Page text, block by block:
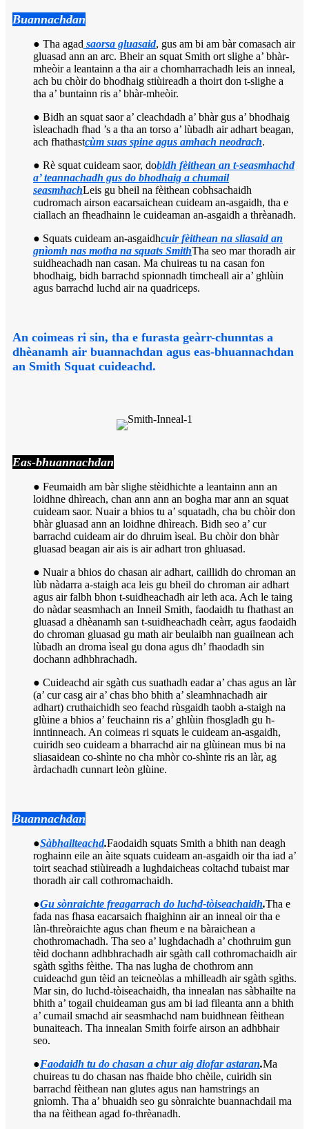
Buannachdan
● Tha agad saorsa gluasaid, gus am bi am bàr comasach air
gluasad ann an arc. Bheir an squat Smith ort slighe a’ bhàr-
mheòir a leantainn a tha air a chomharrachadh leis an inneal,
ach bu chòir do bhodhaig stiùireadh a thoirt don t-slighe a
tha a’ buntainn ris a’ bhàr-mheòir.
● Bidh an squat saor a’ cleachdadh a’ bhàr gus a’ bhodhaig
ìsleachadh fhad ’s a tha an torso a’ lùbadh air adhart beagan,
ach fhathastcùm suas spine agus amhach neodrach.
● Rè squat cuideam saor, dobidh fèithean an t-seasmhachd
a’ teannachadh gus do bhodhaig a chumail
seasmhachLeis gu bheil na fèithean cobhsachaidh
cudromach airson eacarsaichean cuideam an-asgaidh, tha e
ciallach an fheadhainn le cuideaman an-asgaidh a thrèanadh.
● Squats cuideam an-asgaidhcuir fèithean na sliasaid an
gnìomh nas motha na squats SmithTha seo mar thoradh air
suidheachadh nan casan. Ma chuireas tu na casan fon
bhodhaig, bidh barrachd spionnadh timcheall air a’ ghlùin
agus barrachd luchd air na quadriceps.
An coimeas ri sin, tha e furasta geàrr-chunntas a
dhèanamh air buannachdan agus eas-bhuannachdan
an Smith Squat cuideachd.
Eas-bhuannachdan
● Feumaidh am bàr slighe stèidhichte a leantainn ann an
loidhne dhìreach, chan ann ann an bogha mar ann an squat
cuideam saor. Nuair a bhios tu a’ squatadh, cha bu chòir don
bhàr gluasad ann an loidhne dhìreach. Bidh seo a’ cur
barrachd cuideam air do dhruim ìseal. Bu chòir don bhàr
gluasad beagan air ais is air adhart tron ​​ghluasad.
● Nuair a bhios do chasan air adhart, caillidh do chroman an
lùb nàdarra a-staigh aca leis gu bheil do chroman air adhart
agus air falbh bhon t-suidheachadh air leth aca. Ach le taing
do nàdar seasmhach an Inneil Smith, faodaidh tu fhathast an
gluasad a dhèanamh san t-suidheachadh ceàrr, agus faodaidh
do chroman gluasad gu math air beulaibh nan guailnean ach
lùbadh an droma ìseal gu dona agus dh’ fhaodadh sin
dochann adhbhrachadh.
● Cuideachd air sgàth cus suathadh eadar a’ chas agus an làr
(a’ cur casg air a’ chas bho bhith a’ sleamhnachadh air
adhart) cruthaichidh seo feachd rùsgaidh taobh a-staigh na
glùine a bhios a’ feuchainn ris a’ ghlùin fhosgladh gu h-
inntinneach. An coimeas ri squats le cuideam an-asgaidh,
cuiridh seo cuideam a bharrachd air na glùinean mus bi na
sliasaidean co-shìnte no cha mhòr co-shìnte ris an làr, ag
àrdachadh cunnart leòn glùine.
Buannachdan
●Sàbhailteachd.Faodaidh squats Smith a bhith nan deagh
roghainn eile an àite squats cuideam an-asgaidh oir tha iad a’
toirt seachad stiùireadh a lughdaicheas coltachd tubaist mar
thoradh air call cothromachaidh.
●Gu sònraichte freagarrach do luchd-tòiseachaidh.Tha e
fada nas fhasa eacarsaich fhaighinn air an inneal oir tha e
làn-threòraichte agus chan fheum e na bàraichean a
chothromachadh. Tha seo a’ lughdachadh a’ chothruim gun
tèid dochann adhbhrachadh air sgàth call cothromachaidh air
sgàth sgìths fèithe. Tha nas lugha de chothrom ann
cuideachd gun tèid an teicneòlas a mhilleadh air sgàth sgìths.
Mar sin, do luchd-tòiseachaidh, tha innealan nas sàbhailte na
bhith a’ togail chuideaman gus am bi iad fileanta ann a bhith
a’ cumail smachd air seasmhachd nam buidhnean fèithean
bunaiteach. Tha innealan Smith foirfe airson an adhbhair
seo.
●Faodaidh tu do chasan a chur aig diofar astaran.Ma
chuireas tu do chasan nas fhaide bho chèile, cuiridh sin
barrachd fèithean nan glutes agus nan hamstrings an
gnìomh. Tha a’ bhuaidh seo gu sònraichte buannachdail ma
tha na fèithean agad fo-thrèanadh.